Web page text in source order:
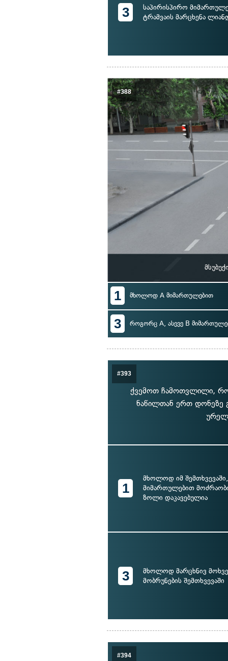
3
საპირისპირო
ტრამვაის მარცხენა
#388
1 მხოლოდ A მიმართულებით
3 როგორც A, ასევე B
#393
ქვემოთ ჩამოთვლილი,
ნაწილთან ერთ დონეზე
1
მხოლოდ იმ
მიმართულებით
ზოლი დაკავებულია
3
მხოლოდ მარცხნივ
მობრუნების შემთხვევაში
#394